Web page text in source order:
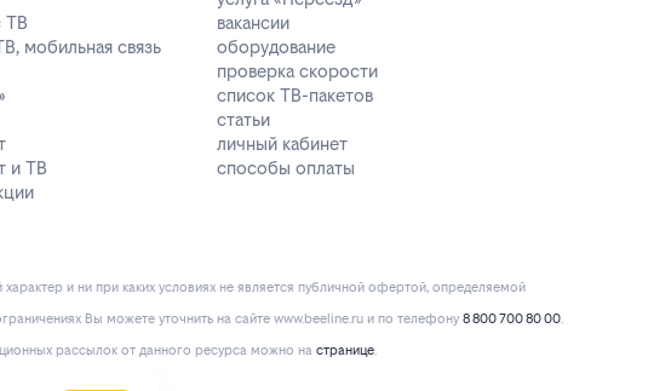
ТВ
мобильная связь
и ТВ
вакансии
оборудование
проверка скорости
список ТВ-пакетов
статьи
личный кабинет
способы оплаты
и ни при каких условиях не является публичной офертой, определяемой
Вы можете уточнить на сайте www.beeline.ru и по телефону 8 800 700 80 00.
рассылок от данного ресурса можно на странице.